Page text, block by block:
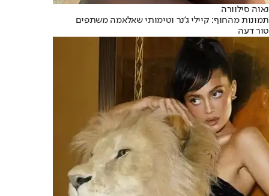
נאוה סילוורה
תמונות מהחוף: קיילי ג'נר וטימותי שאלאמה משתפים
טור דעה